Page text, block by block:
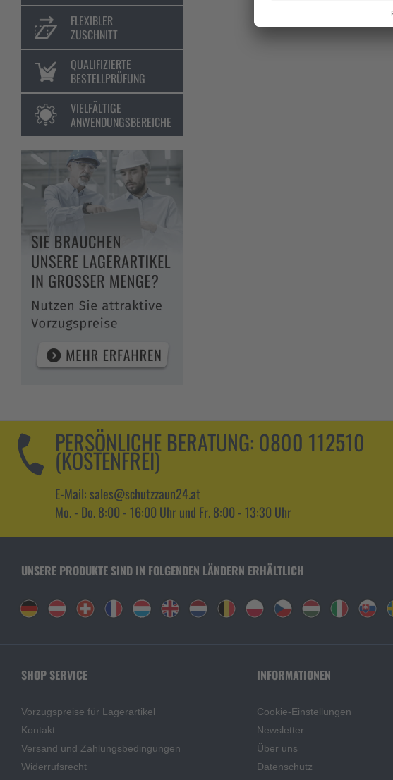
FLEXIBLER
ZUSCHNITT
QUALIFIZIERTE
BESTELLPRÜFUNG
VIELFÄLTIGE
ANWENDUNGSBEREICHE
PERSÖNLICHE BERATUNG: 0800 112510
(KOSTENFREI)
E-Mail: sales@schutzzaun24.at
Mo. - Do. 8:00 - 16:00 Uhr und Fr. 8:00 - 13:30 Uhr
UNSERE PRODUKTE SIND IN FOLGENDEN LÄNDERN ERHÄLTLICH
SHOP SERVICE
Vorzugspreise für Lagerartikel
Kontakt
Versand und Zahlungsbedingungen
Widerrufsrecht
INFORMATIONEN
Cookie-Einstellungen
Newsletter
Über uns
Datenschutz